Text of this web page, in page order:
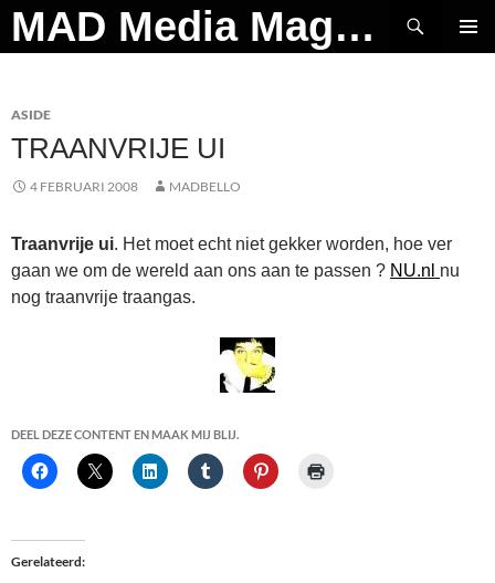
Ga
naar
MAD Media Magazine
Zoeken
ASIDE
TRAANVRIJE UI
4 FEBRUARI 2008 MADBELLO
Traanvrije ui. Het moet echt niet gekker worden, hoe ver
gaan we om de wereld aan ons aan te passen ? NU.nl nu
nog traanvrije traangas.
DEEL DEZE CONTENT EN MAAK MIJ BLIJ.
Gerelateerd